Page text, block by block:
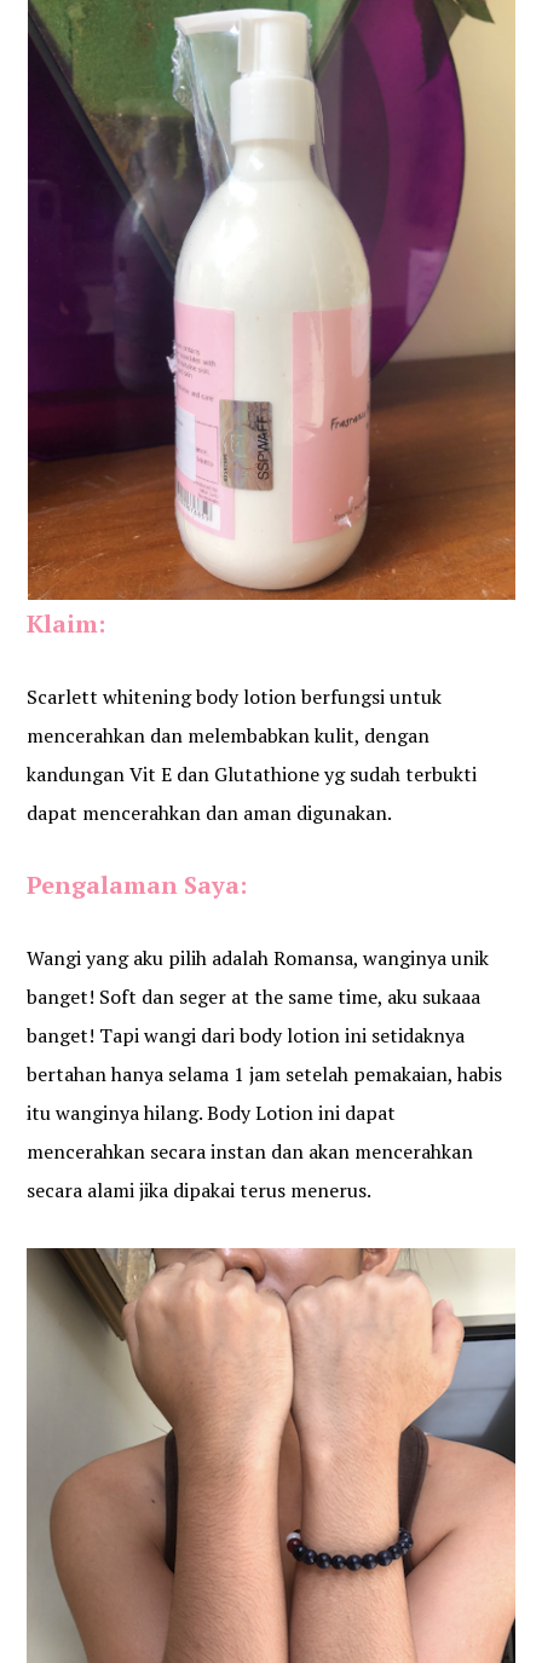
Klaim:
Scarlett whitening body lotion berfungsi untuk
mencerahkan dan melembabkan kulit, dengan
kandungan Vit E dan Glutathione yg sudah terbukti
dapat mencerahkan dan aman digunakan.
Pengalaman Saya:
Wangi yang aku pilih adalah Romansa, wanginya unik
banget! Soft dan seger at the same time, aku sukaaa
banget! Tapi wangi dari body lotion ini setidaknya
bertahan hanya selama 1 jam setelah pemakaian, habis
itu wanginya hilang. Body Lotion ini dapat
mencerahkan secara instan dan akan mencerahkan
secara alami jika dipakai terus menerus.